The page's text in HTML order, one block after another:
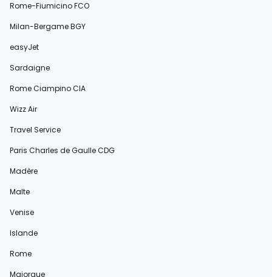
Rome-Fiumicino FCO
Milan-Bergame BGY
easyJet
Sardaigne
Rome Ciampino CIA
Wizz Air
Travel Service
Paris Charles de Gaulle CDG
Madère
Malte
Venise
Islande
Rome
Majorque